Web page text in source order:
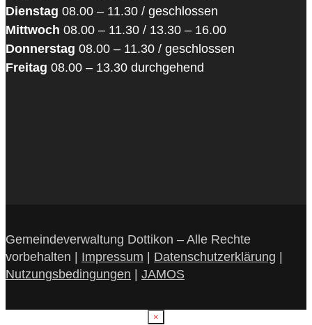
Dienstag 08.00 – 11.30 / geschlossen
Mittwoch 08.00 – 11.30 / 13.30 – 16.00
Donnerstag 08.00 – 11.30 / geschlossen
Freitag 08.00 – 13.30 durchgehend
Gemeindeverwaltung Dottikon – Alle Rechte
vorbehalten | Impressum | Datenschutzerklärung |
Nutzungsbedingungen | JAMOS
×